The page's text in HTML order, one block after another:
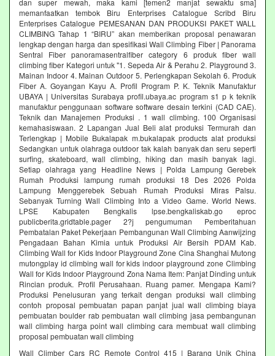
memanfaatkan tembok Biru Enterprises Catalogue Scribd Biru
Enterprises Catalogue PEMESANAN DAN PRODUKSI PAKET WALL
CLIMBING Tahap 1 “BIRU” akan memberikan proposal penawaran
lengkap dengan harga dan spesifikasi Wall Climbing Fiber | Panorama
Sentral Fiber panoramasentralfiber category 6 produk fiber wall
climbing fiber Kategori untuk "1. Sepeda Air & Perahu 2. Playground 3.
Mainan Indoor 4. Mainan Outdoor 5. Perlengkapan Sekolah 6. Produk
Fiber A. Goyangan Kayu A. Profil Program P. K. Teknik Manufaktur
UBAYA | Universitas Surabaya profil.ubaya.ac program s1 p k teknik
manufaktur penggunaan software software desain terkini (CAD CAE).
Teknik dan Manajemen Produksi . 1 wall climbing. 100 Organisasi
kemahasiswaan. 2 Lapangan Jual Beli alat produksi Termurah dan
Terlengkap | Mobile Bukalapak m.bukalapak products alat produksi
Sedangkan untuk olahraga outdoor tak kalah banyak dan seru seperti
surfing, skateboard, wall climbing, hiking dan masih banyak lagi.
Setiap olahraga yang Headline News | Polda Lampung Gerebek
Rumah Produksi lampung rumah produksi 18 Des 2026 Polda
Lampung Menggerebek Sebuah Rumah Produksi Miras Palsu.
Sebanyak Turning Wall Climbing Into a Video Game. World News.
LPSE Kabupaten Bengkalis lpse.bengkaliskab.go eproc
publicberita.gridtable.pager 2?j pengumuman Pemberitahuan
Pembatalan Paket Pekerjaan Pembangunan Wall Climbing Aanwijzing
Pengadaan Bahan Kimia untuk Produksi Air Bersih PDAM Kab.
Climbing Wall for Kids Indoor Playground Zone Cina Shanghai Mutong
mutongplay id climbing wall for kids indoor playground zone Climbing
Wall for Kids Indoor Playground Zona Nama Item: Panjat Dinding untuk
Rincian produk. Profil Perusahaan. Ruang pamer. Mengapa Kami?
Produksi Penelusuran yang terkait dengan produksi wall climbing
contoh proposal pembuatan papan panjat jual wall climbing biaya
pembuatan boulder rab pembuatan wall climbing jasa pembangunan
wall climbing harga point wall climbing cara membuat wall climbing
proposal pembuatan wall climbing
Wall Climber Cars RC Remote Control 415 | Barang Unik China